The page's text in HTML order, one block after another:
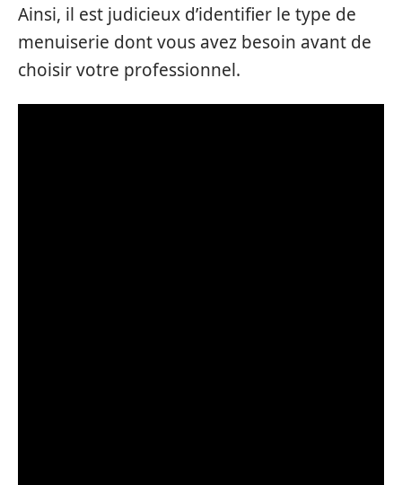
Ainsi, il est judicieux d’identifier le type de
menuiserie dont vous avez besoin avant de
choisir votre professionnel.